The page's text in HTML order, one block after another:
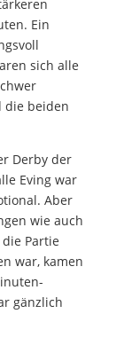
Ein
sich alle
die beiden
Derby der
Eving war
Aber
wie auch
Partie
war, kamen
gänzlich